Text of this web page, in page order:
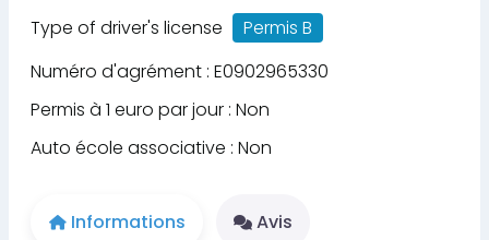
Type of driver's license
Permis B
Numéro d'agrément : E0902965330
Permis à 1 euro par jour : Non
Auto école associative : Non
Informations Avis